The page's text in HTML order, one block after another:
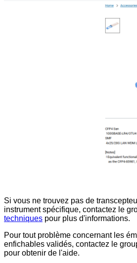
Si vous ne trouvez pas de
instrument spécifique, contactez le
techniques pour plus d'informations.
Pour tout problème concernant les
enfichables validés, contactez le
pour obtenir de l'aide.